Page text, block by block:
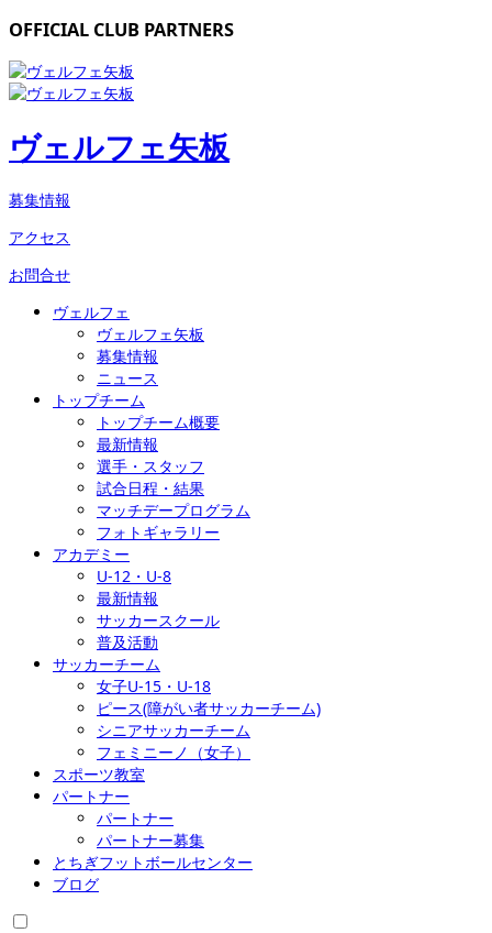
OFFICIAL CLUB PARTNERS
ヴェルフェ矢板
募集情報
アクセス
お問合せ
ヴェルフェ
ヴェルフェ矢板
募集情報
ニュース
トップチーム
トップチーム概要
最新情報
選手・スタッフ
試合日程・結果
マッチデープログラム
フォトギャラリー
アカデミー
U-12・U-8
最新情報
サッカースクール
普及活動
サッカーチーム
女子U-15・U-18
ピース(障がい者サッカーチーム)
シニアサッカーチーム
フェミニーノ（女子）
スポーツ教室
パートナー
パートナー
パートナー募集
とちぎフットボールセンター
ブログ